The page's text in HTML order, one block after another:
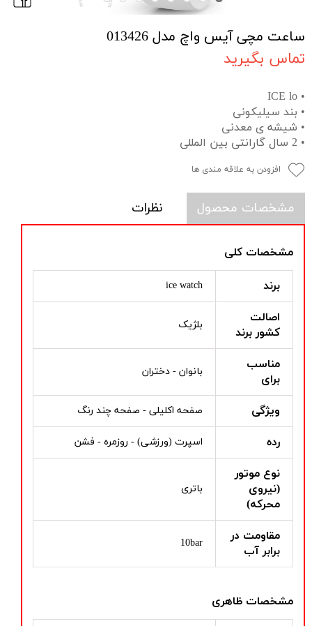
ساعت مچی آیس واچ مدل 013426
تماس بگیرید
• ICE lo
• بند سیلیکونی
• شیشه ی معدنی
• 2 سال گارانتی بین المللی
افزودن به علاقه مندی ها
مشخصات محصول نظرات
مشخصات کلی
برند ice watch
اصالت
کشور برند
بلژیک
مناسب
برای
بانوان - دختران
ویژگی صفحه اکلیلی - صفحه چند رنگ
رده اسپرت (ورزشی) - روزمره - فشن
نوع موتور
(نیروی
محرکه)
باتری
مقاومت در
برابر آب
10bar
مشخصات ظاهری